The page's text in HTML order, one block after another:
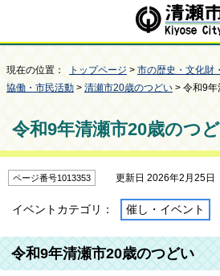
現在の位置： トップページ > 市の歴史・文化財
協働・市民活動 > 清瀬市20歳のつどい > 令和9
令和9年清瀬市20歳のつ
ページ番号1013353 更新日 2026年2月25日
イベントカテゴリ： 催し・イベント
令和9年清瀬市20歳のつどい